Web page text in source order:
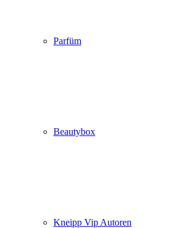
Parfüm
Beautybox
Kneipp Vip Autoren